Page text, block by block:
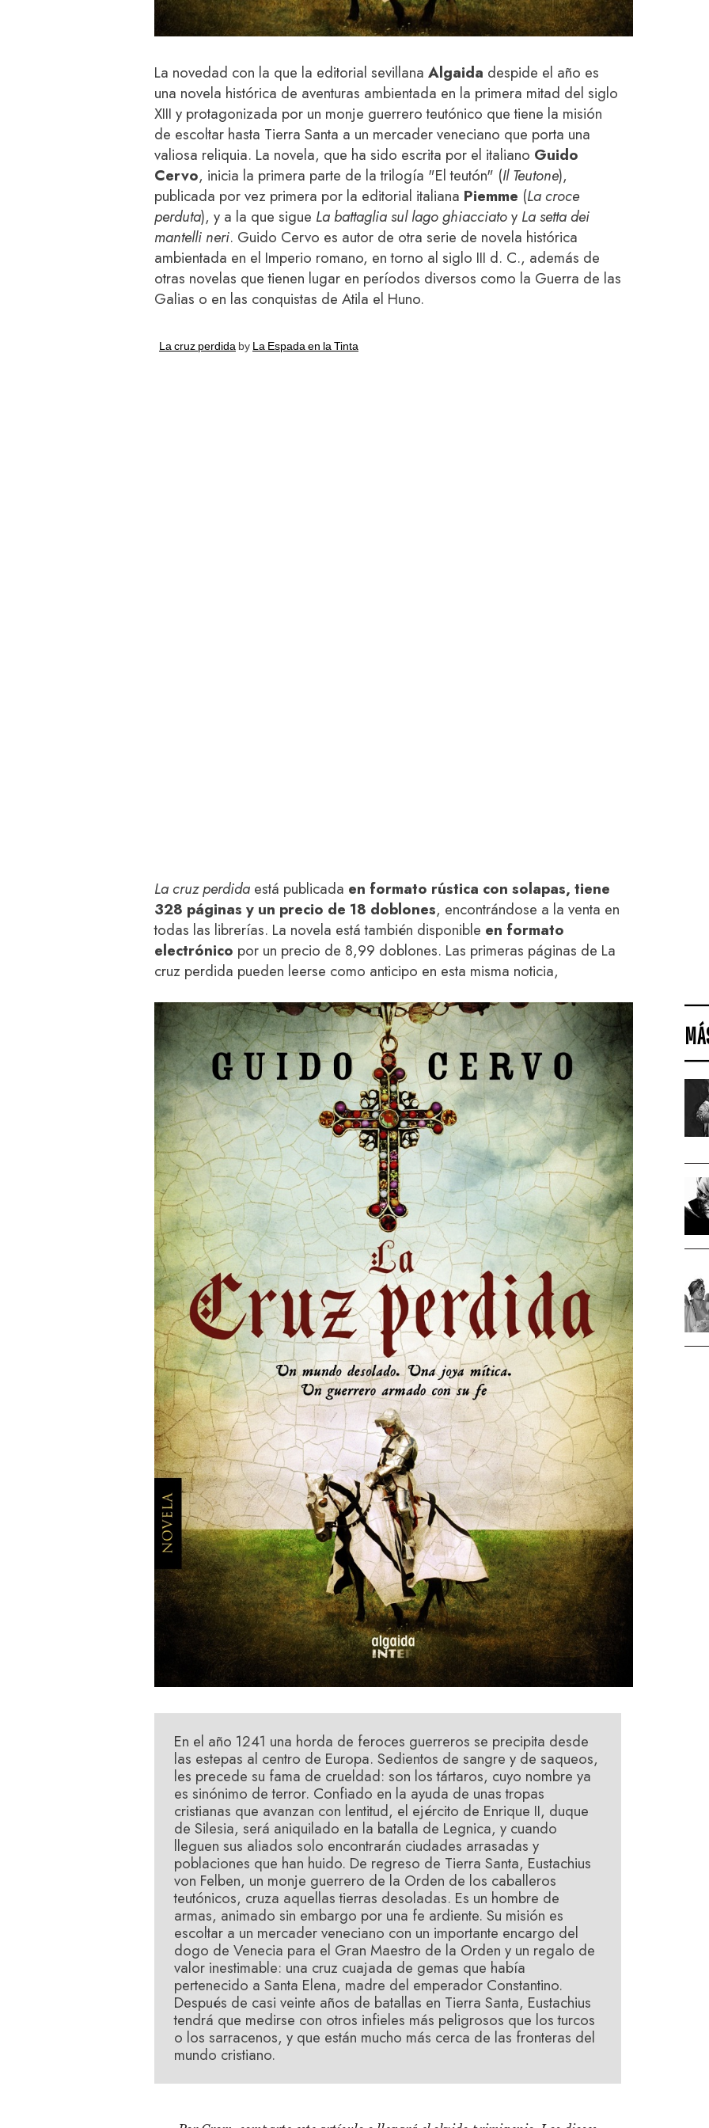
La novedad con la que la editorial sevillana Algaida despide el año es
una novela histórica de aventuras ambientada en la primera mitad del siglo
XIII y protagonizada por un monje guerrero teutónico que tiene la misión
de escoltar hasta Tierra Santa a un mercader veneciano que porta una
valiosa reliquia. La novela, que ha sido escrita por el italiano Guido
Cervo, inicia la primera parte de la trilogía "El teutón" (Il Teutone),
publicada por vez primera por la editorial italiana Piemme (La croce
perduta), y a la que sigue La battaglia sul lago ghiacciatoy La setta dei
mantelli neri. Guido Cervo es autor de otra serie de novela histórica
ambientada en el Imperio romano, en torno al siglo III d. C., además de
otras novelas que tienen lugar en períodos diversos como la Guerra de las
Galias o en las conquistas de Atila el Huno.
La cruz perdida by La Espada en la Tinta
La cruz perdida está publicada en formato rústica con solapas, tiene
328 páginas y un precio de 18 doblones, encontrándose a la venta en
todas las librerías. La novela está también disponible en formato
electrónico por un precio de 8,99 doblones. Las primeras páginas de La
cruz perdida pueden leerse como anticipo en esta misma noticia,
En el año 1241 una horda de feroces guerreros se precipita desde
las estepas al centro de Europa. Sedientos de sangre y de saqueos,
les precede su fama de crueldad: son los tártaros, cuyo nombre ya
es sinónimo de terror. Confiado en la ayuda de unas tropas
cristianas que avanzan con lentitud, el ejército de Enrique II, duque
de Silesia, será aniquilado en la batalla de Legnica, y cuando
lleguen sus aliados solo encontrarán ciudades arrasadas y
poblaciones que han huido. De regreso de Tierra Santa, Eustachius
von Felben, un monje guerrero de la Orden de los caballeros
teutónicos, cruza aquellas tierras desoladas. Es un hombre de
armas, animado sin embargo por una fe ardiente. Su misión es
escoltar a un mercader veneciano con un importante encargo del
dogo de Venecia para el Gran Maestro de la Orden y un regalo de
valor inestimable: una cruz cuajada de gemas que había
pertenecido a Santa Elena, madre del emperador Constantino.
Después de casi veinte años de batallas en Tierra Santa, Eustachius
tendrá que medirse con otros infieles más peligrosos que los turcos
o los sarracenos, y que están mucho más cerca de las fronteras del
mundo cristiano.